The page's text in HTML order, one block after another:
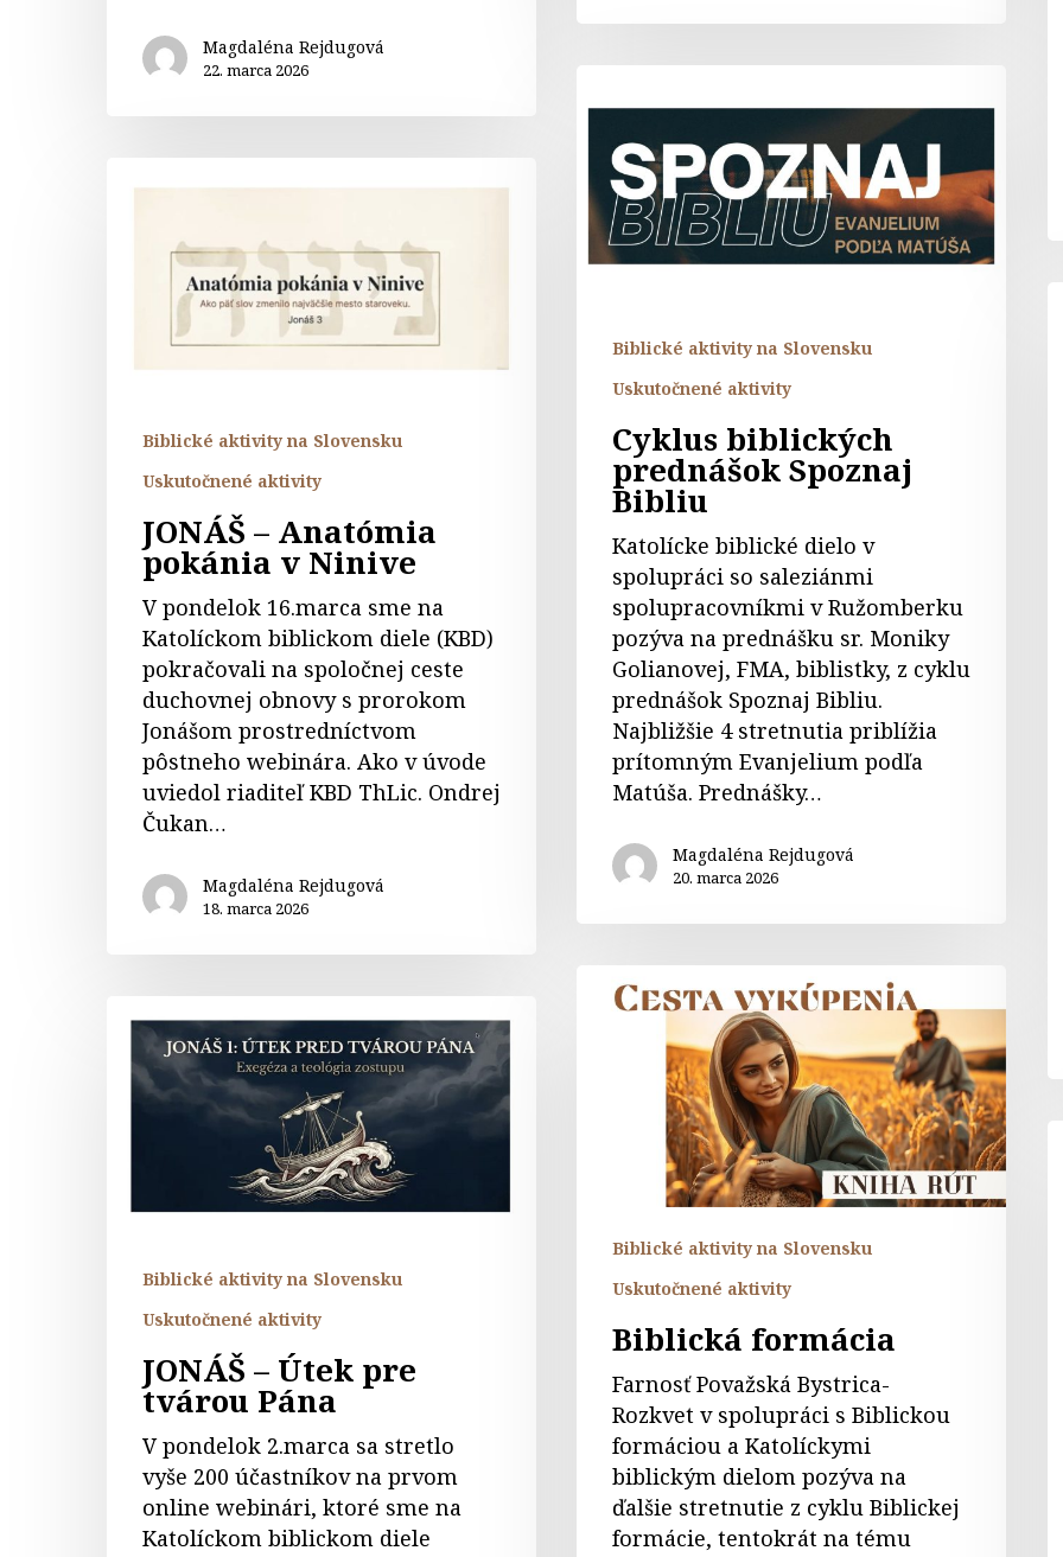
Magdaléna Rejdugová
22. marca 2026
biblických
prednášok
Spoznaj
Bibliu
Biblické aktivity na Slovensku
Uskutočnené aktivity
Cyklus biblických
prednášok Spoznaj
Bibliu
Katolícke biblické dielo v
spolupráci so saleziánmi
spolupracovníkmi v Ružomberku
pozýva na prednášku sr. Moniky
Golianovej, FMA, biblistky, z cyklu
prednášok Spoznaj Bibliu.
Najbližšie 4 stretnutia priblížia
prítomným Evanjelium podľa
Matúša. Prednášky…
Magdaléna Rejdugová
20. marca 2026
pokánia
Biblické aktivity na Slovensku
Uskutočnené aktivity
JONÁŠ – Anatómia
pokánia v Ninive
V pondelok 16.marca sme na
Katolíckom biblickom diele (KBD)
pokračovali na spoločnej ceste
duchovnej obnovy s prorokom
Jonášom prostredníctvom
pôstneho webinára. Ako v úvode
uviedol riaditeľ KBD ThLic. Ondrej
Čukan…
Magdaléna Rejdugová
18. marca 2026
Biblická
formácia
Biblické aktivity na Slovensku
Uskutočnené aktivity
Biblická formácia
Farnosť Považská Bystrica-
Rozkvet v spolupráci s Biblickou
formáciou a Katolíckymi
biblickým dielom pozýva na
ďalšie stretnutie z cyklu Biblickej
formácie, tentokrát na tému
Útek
Biblické aktivity na Slovensku
Uskutočnené aktivity
JONÁŠ – Útek pre
tvárou Pána
V pondelok 2.marca sa stretlo
vyše 200 účastníkov na prvom
online webinári, ktoré sme na
Katolíckom biblickom diele